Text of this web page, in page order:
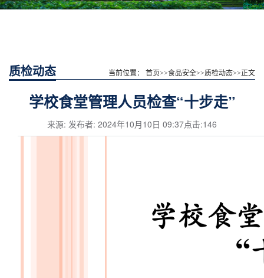
质检动态 当前位置： 首页>>食品安全>>质检动态>>正文
学校食堂管理人员检查“十步走”
来源: 发布者: 2024年10月10日 09:37点击:146